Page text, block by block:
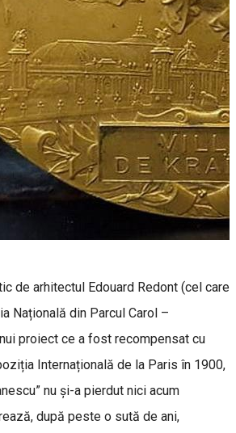
de arhitectul Edouard Redont (cel care
Națională din Parcul Carol –
proiect ce a fost recompensat cu
Internațională de la Paris în 1900,
nu și-a pierdut nici acum
după peste o sută de ani,